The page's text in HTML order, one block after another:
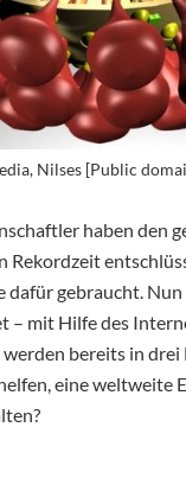
Nilses [Public
haben den
Rekordzeit
dafür gebraucht.
– mit Hilfe des
werden bereits in
eine weltweite